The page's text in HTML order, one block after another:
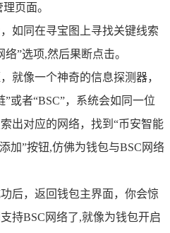
页面。
如同在寻宝图上寻找关键线索
”选项,然后果断点击。
就像一个神奇的信息探测器，
或者“BSC”，系统会如同一位
出对应的网络，找到“币安智能
加”按钮,仿佛为钱包与BSC网络
后，返回钱包主界面，你会惊
持BSC网络了,就像为钱包开启